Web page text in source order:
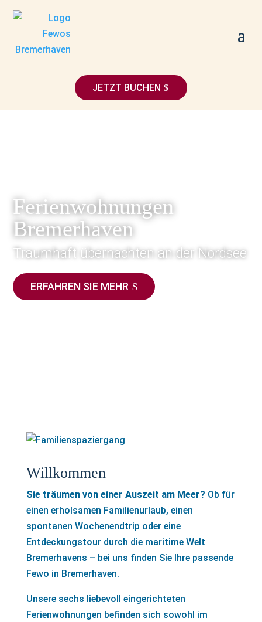
JETZT BUCHEN
Ferienwohnungen
Bremerhaven
Traumhaft übernachten an der Nordsee
ERFAHREN SIE MEHR
Willkommen
Sie träumen von einer Auszeit am Meer? Ob für
einen erholsamen Familienurlaub, einen
spontanen Wochenendtrip oder eine
Entdeckungstour durch die maritime Welt
Bremerhavens – bei uns finden Sie Ihre passende
Fewo in Bremerhaven.
Unsere sechs liebevoll eingerichteten
Ferienwohnungen befinden sich sowohl im